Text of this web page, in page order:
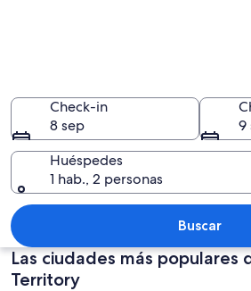
Una
Check-in
8 sep
9
Huéspedes
1 hab., 2 personas
Buscar
Las ciudades más populares
Territory